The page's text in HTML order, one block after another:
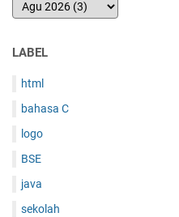
LABEL
html
bahasa C
logo
BSE
java
sekolah